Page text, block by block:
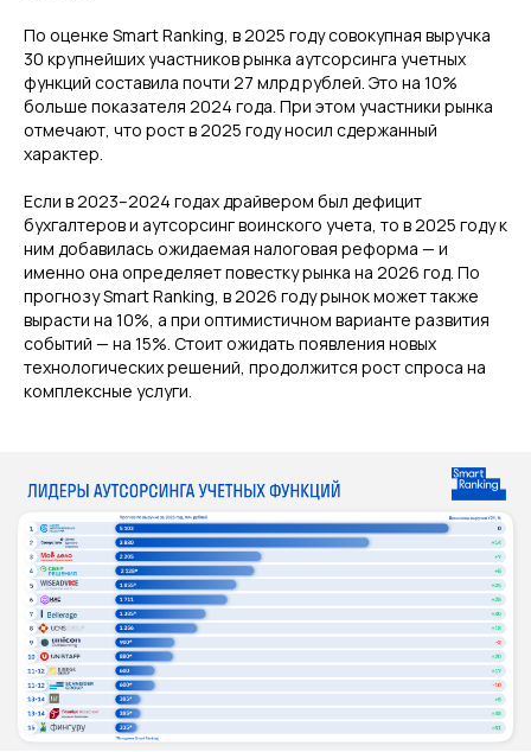
По оценке Smart Ranking, в 2025 году совокупная выручка
30 крупнейших участников рынка аутсорсинга учетных
функций составила почти 27 млрд рублей. Это на 10%
больше показателя 2024 года. При этом участники рынка
отмечают, что рост в 2025 году носил сдержанный
характер.
Если в 2023–2024 годах драйвером был дефицит
бухгалтеров и аутсорсинг воинского учета, то в 2025 году к
ним добавилась ожидаемая налоговая реформа — и
именно она определяет повестку рынка на 2026 год. По
прогнозу Smart Ranking, в 2026 году рынок может также
вырасти на 10%, а при оптимистичном варианте развития
событий — на 15%. Стоит ожидать появления новых
технологических решений, продолжится рост спроса на
комплексные услуги.
Компания
О нас
Кейсы
Продукты
Цифровые кадровые
сервисы
Цифровые
Среднему бизнесу
Крупному бизнесу
Корпорациям